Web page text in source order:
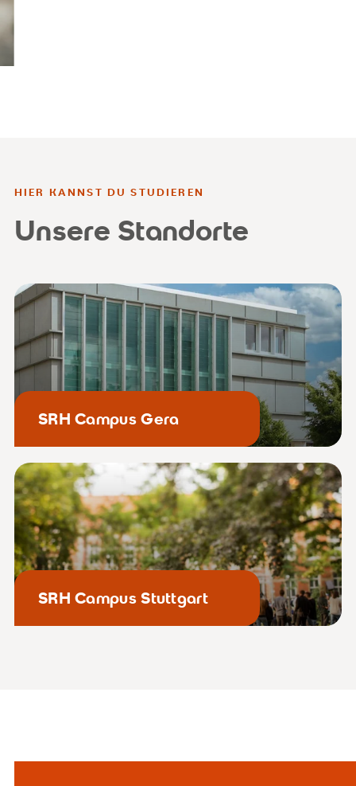
HIER KANNST DU STUDIEREN
Unsere Standorte
SRH Campus Gera
SRH Campus Stuttgart